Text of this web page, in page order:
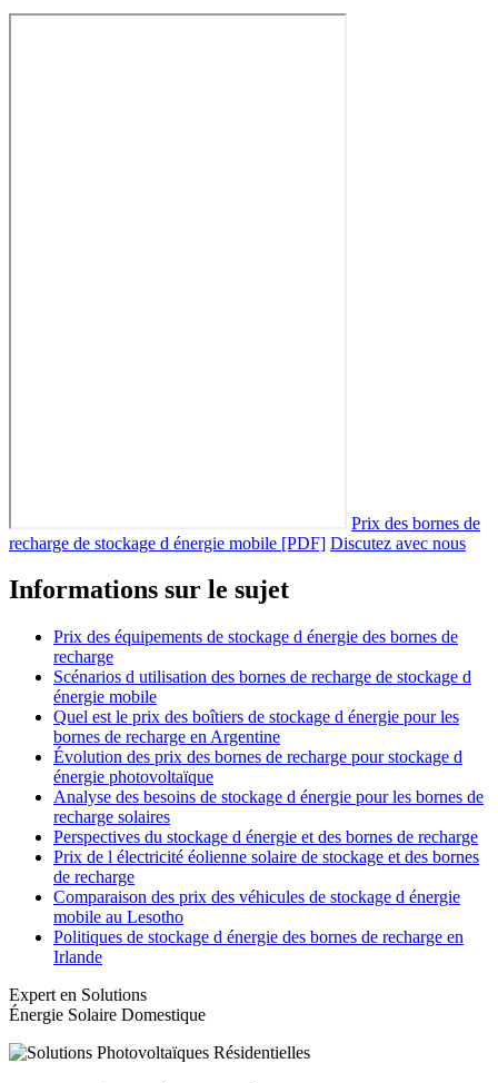
Prix des bornes de
recharge de stockage d énergie mobile [PDF] Discutez avec nous
Informations sur le sujet
Prix des équipements de stockage d énergie des bornes de
recharge
Scénarios d utilisation des bornes de recharge de stockage d
énergie mobile
Quel est le prix des boîtiers de stockage d énergie pour les
bornes de recharge en Argentine
Évolution des prix des bornes de recharge pour stockage d
énergie photovoltaïque
Analyse des besoins de stockage d énergie pour les bornes de
recharge solaires
Perspectives du stockage d énergie et des bornes de recharge
Prix de l électricité éolienne solaire de stockage et des bornes
de recharge
Comparaison des prix des véhicules de stockage d énergie
mobile au Lesotho
Politiques de stockage d énergie des bornes de recharge en
Irlande
Expert en Solutions
Énergie Solaire Domestique